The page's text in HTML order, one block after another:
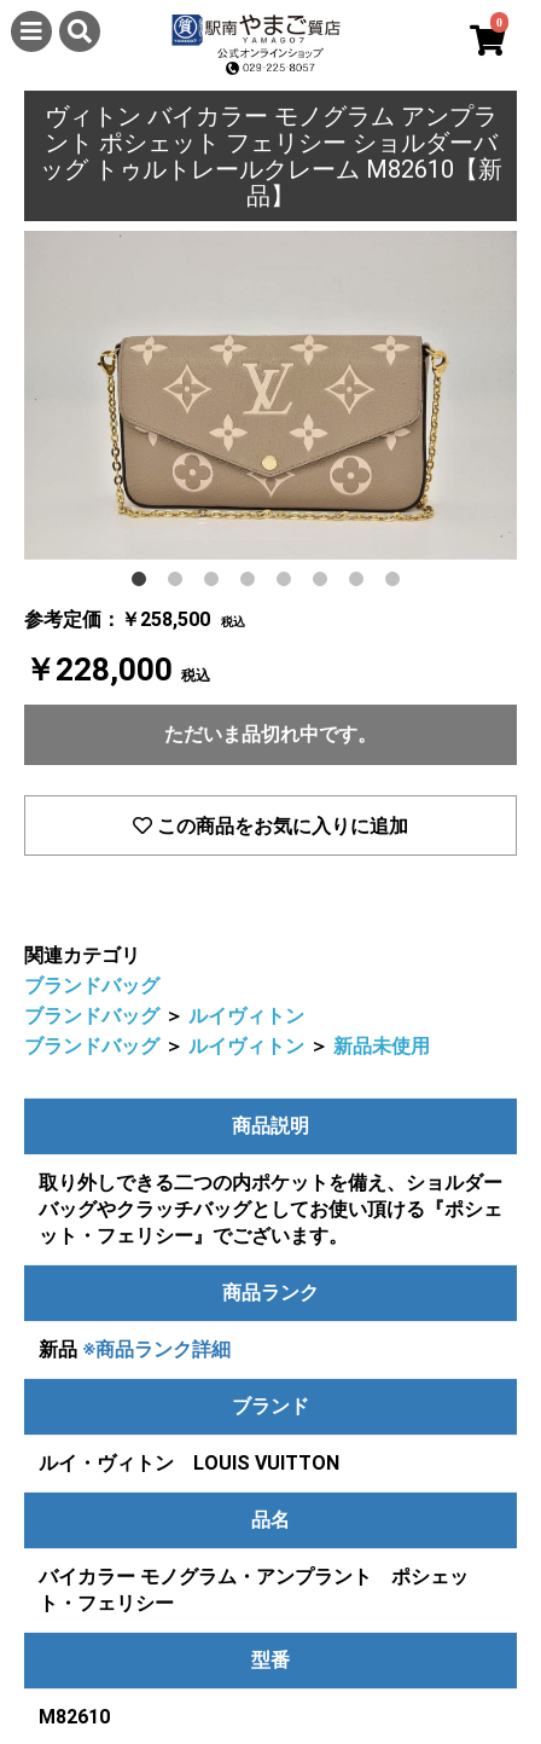
0
ヴィトン バイカラー モノグラム アンプラ
ント ポシェット フェリシー ショルダーバ
ッグ トゥルトレールクレーム M82610【新
品】
参考定価：￥258,500 税込
￥228,000 税込
ただいま品切れ中です。
この商品をお気に入りに追加
関連カテゴリ
ブランドバッグ
ブランドバッグ ＞ ルイヴィトン
ブランドバッグ ＞ ルイヴィトン ＞ 新品未使用
商品説明
取り外しできる二つの内ポケットを備え、ショルダー
バッグやクラッチバッグとしてお使い頂ける『ポシェ
ット・フェリシー』でございます。
商品ランク
新品 ※商品ランク詳細
ブランド
ルイ・ヴィトン LOUIS VUITTON
品名
バイカラー モノグラム・アンプラント ポシェッ
ト・フェリシー
型番
M82610